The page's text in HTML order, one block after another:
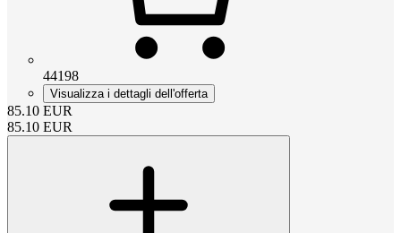
44198
Visualizza i dettagli dell'offerta
85.10 EUR
85.10 EUR